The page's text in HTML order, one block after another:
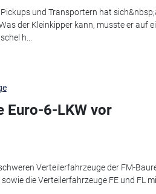
und Transportern hat
der Kleinkipper kann, musste er auf
h...
Euro-6-LKW vor
Verteilerfahrzeuge der FM-
die Verteilerfahrzeuge FE und FL